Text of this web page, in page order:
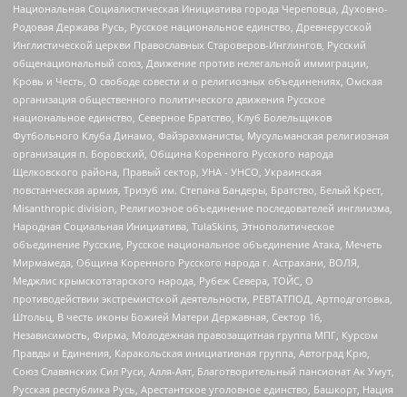
Национальная Социалистическая Инициатива города Череповца, Духовно-
Родовая Держава Русь, Русское национальное единство, Древнерусской
Инглистической церкви Православных Староверов-Инглингов, Русский
общенациональный союз, Движение против нелегальной иммиграции,
Кровь и Честь, О свободе совести и о религиозных объединениях, Омская
организация общественного политического движения Русское
национальное единство, Северное Братство, Клуб Болельщиков
Футбольного Клуба Динамо, Файзрахманисты, Мусульманская религиозная
организация п. Боровский, Община Коренного Русского народа
Щелковского района, Правый сектор, УНА - УНСО, Украинская
повстанческая армия, Тризуб им. Степана Бандеры, Братство, Белый Крест,
Misanthropic division, Религиозное объединение последователей инглиизма,
Народная Социальная Инициатива, TulaSkins, Этнополитическое
объединение Русские, Русское национальное объединение Атака, Мечеть
Мирмамеда, Община Коренного Русского народа г. Астрахани, ВОЛЯ,
Меджлис крымскотатарского народа, Рубеж Севера, ТОЙС, О
противодействии экстремистской деятельности, РЕВТАТПОД, Артподготовка,
Штольц, В честь иконы Божией Матери Державная, Сектор 16,
Независимость, Фирма, Молодежная правозащитная группа МПГ, Курсом
Правды и Единения, Каракольская инициативная группа, Автоград Крю,
Союз Славянских Сил Руси, Алля-Аят, Благотворительный пансионат Ак Умут,
Русская республика Русь, Арестантское уголовное единство, Башкорт, Нация